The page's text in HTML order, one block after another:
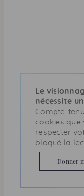
Le
nécessite
Compte-
cookies que
respecter
bloqué la
Donner